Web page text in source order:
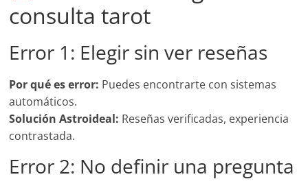
consulta tarot
Error 1: Elegir sin ver reseñas
Por qué es error: Puedes encontrarte con sistemas
automáticos.
Solución Astroideal: Reseñas verificadas, experiencia
contrastada.
Error 2: No definir una pregunta